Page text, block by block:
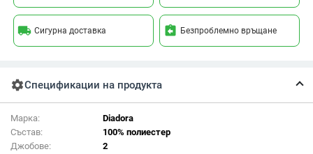
local_shipping Сигурна доставка assignment_return Безпроблемно връщане
settingsСпецификации на продукта
Марка:
Diadora
Състав:
100% полиестер
Джобове:
2